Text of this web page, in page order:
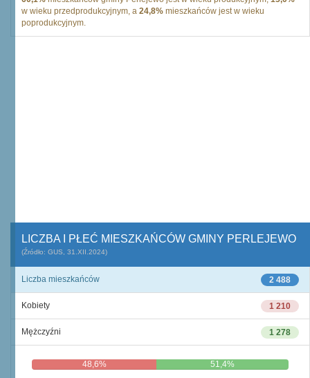
w wieku przedprodukcyjnym, a 24,8% mieszkańców jest w wieku
poprodukcyjnym.
LICZBA I PŁEĆ MIESZKAŃCÓW GMINY PERLEJEWO
(Źródło: GUS, 31.XII.2024)
2 488
Liczba mieszkańców
1 210
Kobiety
1 278
Mężczyźni
48,6% 51,4%